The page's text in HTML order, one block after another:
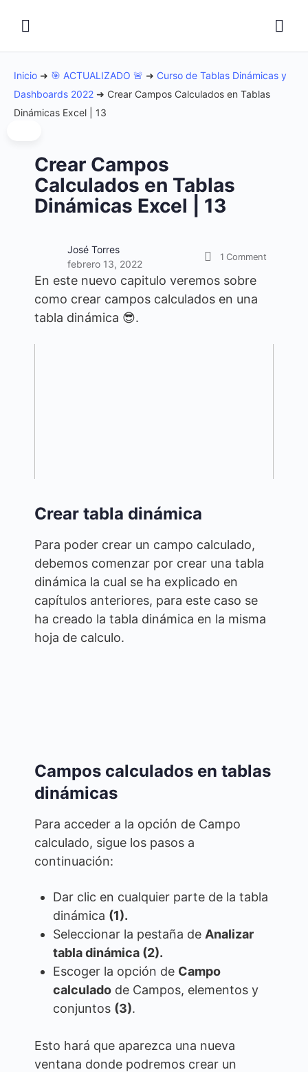
Inicio ➜ 🎯 ACTUALIZADO 🚨 ➜ Curso de Tablas Dinámicas y
Dashboards 2022 ➜ Crear Campos Calculados en Tablas
Dinámicas Excel | 13
Crear Campos
Calculados en Tablas
Dinámicas Excel | 13
José Torres
febrero 13, 2022
1Comment
En este nuevo capitulo veremos sobre
como crear campos calculados en una
tabla dinámica 😎.
Crear tabla dinámica
Para poder crear un campo calculado,
debemos comenzar por crear una tabla
dinámica la cual se ha explicado en
capítulos anteriores, para este caso se
ha creado la tabla dinámica en la misma
hoja de calculo.
Campos calculados en tablas
dinámicas
Para acceder a la opción de Campo
calculado, sigue los pasos a
continuación:
Dar clic en cualquier parte de la tabla
dinámica (1).
Seleccionar la pestaña de Analizar
tabla dinámica (2).
Escoger la opción de Campo
calculado de Campos, elementos y
conjuntos (3).
Esto hará que aparezca una nueva
ventana donde podremos crear un